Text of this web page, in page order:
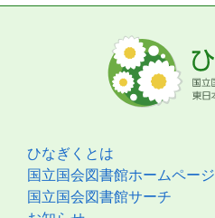
ひなぎくとは
国立国会図書館ホームページ
国立国会図書館サーチ